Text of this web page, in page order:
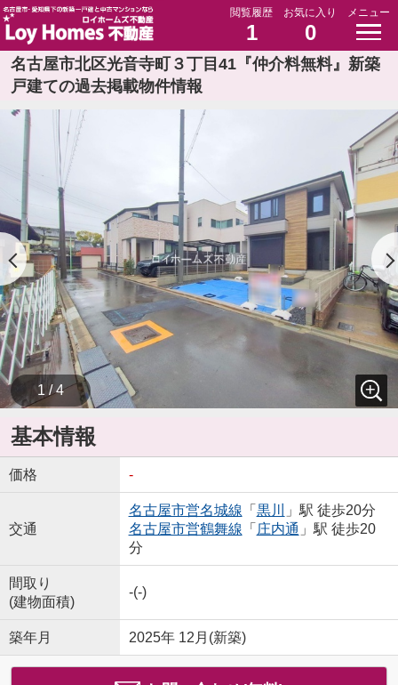
閲覧履歴
1
お気に入り
0
メニュー
名古屋市北区光音寺町３丁目41『仲介料無料』新築
戸建ての過去掲載物件情報
1 / 4
基本情報
価格 -
交通
名古屋市営名城線 「 黒川
」駅 徒歩20分
名古屋市営鶴舞線 「 庄内通 」駅 徒歩20
分
間取り
(建物面積)
-(-)
築年月 2025年 12月(新築)